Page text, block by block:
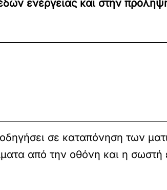
ενέργειας και στην
σε καταπόνηση των
από την οθόνη και η σωστή